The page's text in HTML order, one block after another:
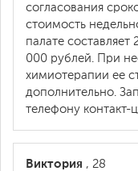
согласования
стоимость
палате
000 рублей. При
химиотерапии ее
дополнительно.
телефону контакт-
Виктория , 28